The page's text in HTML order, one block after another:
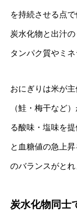
を持続させる点
炭水化物と出汁
タンパク質やミネ
おにぎりは米が
（鮭・梅干など
る酸味・塩味を
と血糖値の急上
のバランスがとれ
炭水化物同士